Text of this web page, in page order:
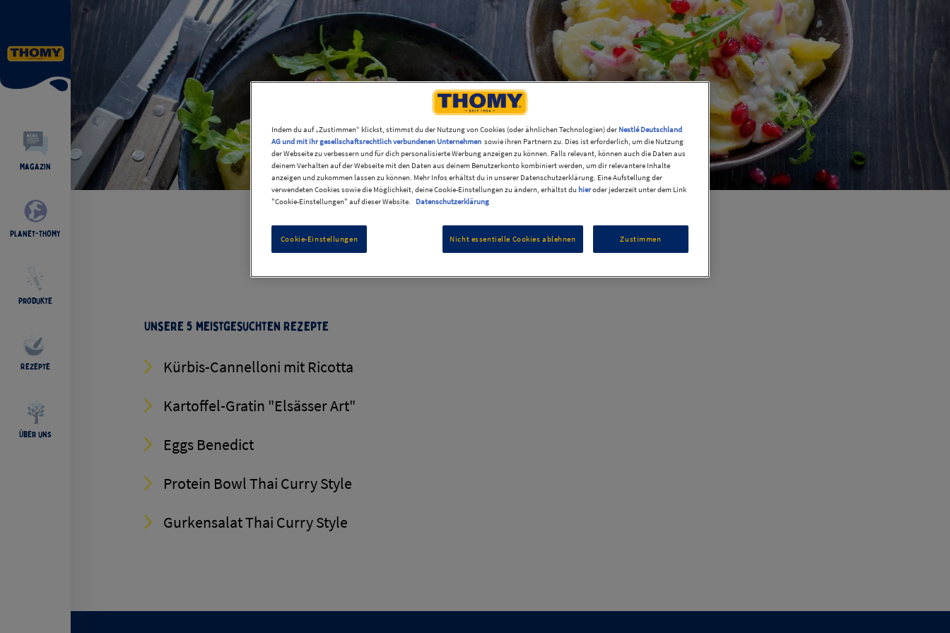
Magazin
Planet-THOMY
Produkte
Rezepte
Über uns
Unsere 5 meistgesuchten Rezepte
Kürbis-Cannelloni mit Ricotta
Kartoffel-Gratin "Elsässer Art"
Eggs Benedict
Protein Bowl Thai Curry Style
Gurkensalat Thai Curry Style
Indem du auf „Zustimmen“ klickst, stimmst du der Nutzung von Cookies (oder ähnlichen Technologien) der Nestlé Deutschland
AG und mit ihr gesellschaftsrechtlich verbundenen Unternehmen sowie ihren Partnern zu. Dies ist erforderlich, um die Nutzung
der Webseite zu verbessern und für dich personalisierte Werbung anzeigen zu können. Falls relevant, können auch die Daten aus
deinem Verhalten auf der Webseite mit den Daten aus deinem Benutzerkonto kombiniert werden, um dir relevantere Inhalte
anzeigen und zukommen lassen zu können. Mehr Infos erhältst du in unserer Datenschutzerklärung. Eine Aufstellung der
verwendeten Cookies sowie die Möglichkeit, deine Cookie-Einstellungen zu ändern, erhältst du hieroder jederzeit unter dem Link
"Cookie-Einstellungen" auf dieser Website.
Datenschutzerklärung
Cookie-Einstellungen Nicht essentielle Cookies ablehnen Zustimmen